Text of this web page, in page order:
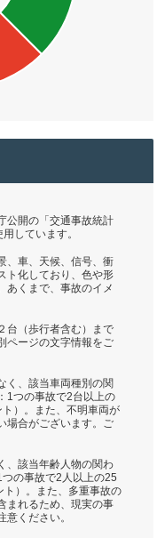
公開の「交通事故統計
しています。
、車、天候、信号、衝
ト化しており、色や形
あくまで、事故のイメ
台（歩行者含む）まで
ページの文字情報をご
く、該当車両種別の関
1つの事故で2台以上の
）。また、不明車両が
場合がございます。ご
、該当年齢人物の関わ
の事故で2人以上の25
ト）。また、多重事故の
まれるため、現実の事
ください。